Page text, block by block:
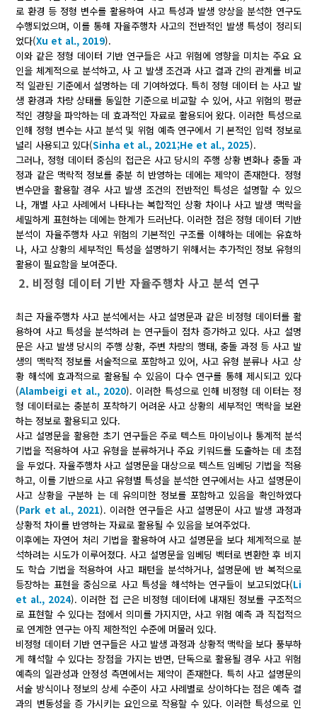
로 환경 등 정형 변수를 활용하여 사고 특성과 발생 양상을 분석한 연구도
수행되었으며, 이를 통해 자율주행차 사고의 전반적인 발생 특성이 정리되
었다(Xu et al., 2019).
이와 같은 정형 데이터 기반 연구들은 사고 위험에 영향을 미치는 주요 요
인을 체계적으로 분석하고, 사 고 발생 조건과 사고 결과 간의 관계를 비교
적 일관된 기준에서 설명하는 데 기여하였다. 특히 정형 데이터 는 사고 발
생 환경과 차량 상태를 동일한 기준으로 비교할 수 있어, 사고 위험의 평균
적인 경향을 파악하는 데 효과적인 자료로 활용되어 왔다. 이러한 특성으로
인해 정형 변수는 사고 분석 및 위험 예측 연구에서 기 본적인 입력 정보로
널리 사용되고 있다(Sinha et al., 2021;He et al., 2025).
그러나, 정형 데이터 중심의 접근은 사고 당시의 주행 상황 변화나 충돌 과
정과 같은 맥락적 정보를 충분 히 반영하는 데에는 제약이 존재한다. 정형
변수만을 활용할 경우 사고 발생 조건의 전반적인 특성은 설명할 수 있으
나, 개별 사고 사례에서 나타나는 복합적인 상황 차이나 사고 발생 맥락을
세밀하게 표현하는 데에는 한계가 드러난다. 이러한 점은 정형 데이터 기반
분석이 자율주행차 사고 위험의 기본적인 구조를 이해하는 데에는 유효하
나, 사고 상황의 세부적인 특성을 설명하기 위해서는 추가적인 정보 유형의
활용이 필요함을 보여준다.
2. 비정형 데이터 기반 자율주행차 사고 분석 연구
최근 자율주행차 사고 분석에서는 사고 설명문과 같은 비정형 데이터를 활
용하여 사고 특성을 분석하려 는 연구들이 점차 증가하고 있다. 사고 설명
문은 사고 발생 당시의 주행 상황, 주변 차량의 행태, 충돌 과정 등 사고 발
생의 맥락적 정보를 서술적으로 포함하고 있어, 사고 유형 분류나 사고 상
황 해석에 효과적으로 활용될 수 있음이 다수 연구를 통해 제시되고 있다
(Alambeigi et al., 2020). 이러한 특성으로 인해 비정형 데 이터는 정
형 데이터로는 충분히 포착하기 어려운 사고 상황의 세부적인 맥락을 보완
하는 정보로 활용되고 있다.
사고 설명문을 활용한 초기 연구들은 주로 텍스트 마이닝이나 통계적 분석
기법을 적용하여 사고 유형을 분류하거나 주요 키워드를 도출하는 데 초점
을 두었다. 자율주행차 사고 설명문을 대상으로 텍스트 임베딩 기법을 적용
하고, 이를 기반으로 사고 유형별 특성을 분석한 연구에서는 사고 설명문이
사고 상황을 구분하 는 데 유의미한 정보를 포함하고 있음을 확인하였다
(Park et al., 2021). 이러한 연구들은 사고 설명문이 사고 발생 과정과
상황적 차이를 반영하는 자료로 활용될 수 있음을 보여주었다.
이후에는 자연어 처리 기법을 활용하여 사고 설명문을 보다 체계적으로 분
석하려는 시도가 이루어졌다. 사고 설명문을 임베딩 벡터로 변환한 후 비지
도 학습 기법을 적용하여 사고 패턴을 분석하거나, 설명문에 반 복적으로
등장하는 표현을 중심으로 사고 특성을 해석하는 연구들이 보고되었다(Li
et al., 2024). 이러한 접 근은 비정형 데이터에 내재된 정보를 구조적으
로 표현할 수 있다는 점에서 의미를 가지지만, 사고 위험 예측 과 직접적으
로 연계한 연구는 아직 제한적인 수준에 머물러 있다.
비정형 데이터 기반 연구들은 사고 발생 과정과 상황적 맥락을 보다 풍부하
게 해석할 수 있다는 장점을 가지는 반면, 단독으로 활용될 경우 사고 위험
예측의 일관성과 안정성 측면에서는 제약이 존재한다. 특히 사고 설명문의
서술 방식이나 정보의 상세 수준이 사고 사례별로 상이하다는 점은 예측 결
과의 변동성을 증 가시키는 요인으로 작용할 수 있다. 이러한 특성으로 인